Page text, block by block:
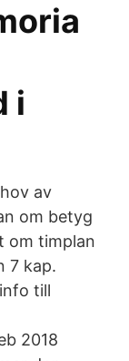
i
av
om betyg
om timplan
7 kap.
till
2018